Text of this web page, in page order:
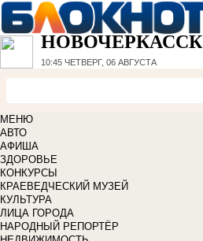
НОВОЧЕРКАССК
10:45 ЧЕТВЕРГ, 06 АВГУСТА
МЕНЮ
АВТО
АФИША
ЗДОРОВЬЕ
КОНКУРСЫ
КРАЕВЕДЧЕСКИЙ МУЗЕЙ
КУЛЬТУРА
ЛИЦА ГОРОДА
НАРОДНЫЙ РЕПОРТЁР